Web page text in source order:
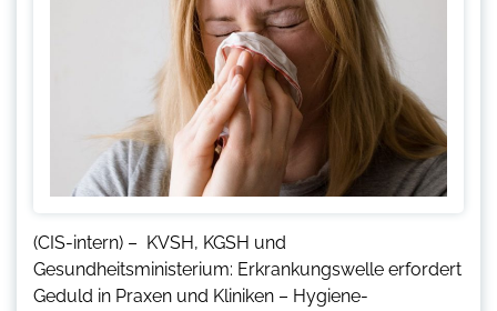
(CIS-intern) – KVSH, KGSH und
Gesundheitsministerium: Erkrankungswelle erfordert
Geduld in Praxen und Kliniken – Hygiene-